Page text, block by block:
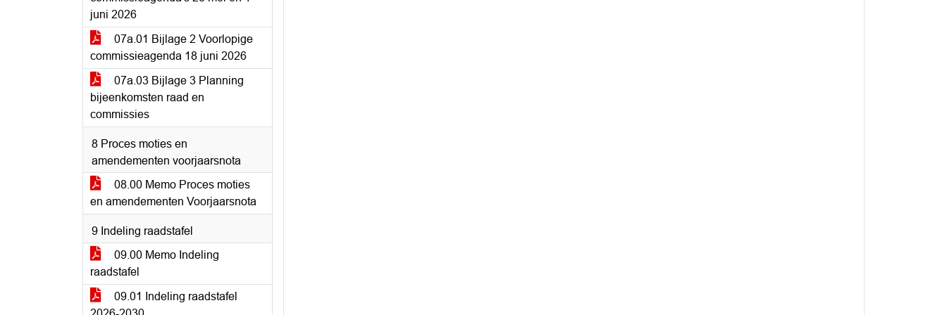
juni 2026
07a.01 Bijlage 2 Voorlopige
commissieagenda 18 juni 2026
07a.03 Bijlage 3 Planning
bijeenkomsten raad en
commissies
8 Proces moties en
amendementen voorjaarsnota
08.00 Memo Proces moties
en amendementen Voorjaarsnota
9 Indeling raadstafel
09.00 Memo Indeling
raadstafel
09.01 Indeling raadstafel